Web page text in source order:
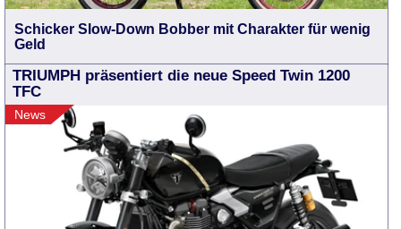
Schicker Slow-Down Bobber mit Charakter für wenig
Geld
TRIUMPH präsentiert die neue Speed Twin 1200
TFC
News